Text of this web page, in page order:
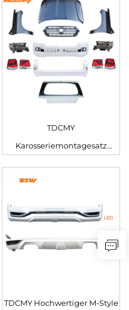
Heckspoiler Karosserie 3-teilig
für Land Cruiser LC200
TDCMY
Karosseriemontagesatz
Heckspoiler Stoßfängerschutz
Land Cruiser LC200 2012 Alt
TDCMY Hochwertiger M-Style